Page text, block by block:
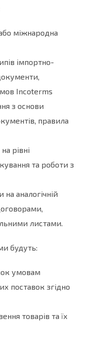
міжнародна
імпортно-
Incoterms
з основи
правила
рівні
та роботи з
аналогічній
листами.
будуть:
умовам
поставок згідно
товарів та їх